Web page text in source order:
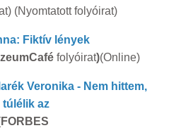
(Nyomtatott folyóirat)
Fiktív lények
folyóirat)(Online)
Veronika - Nem hittem,
túlélik az
FORBES